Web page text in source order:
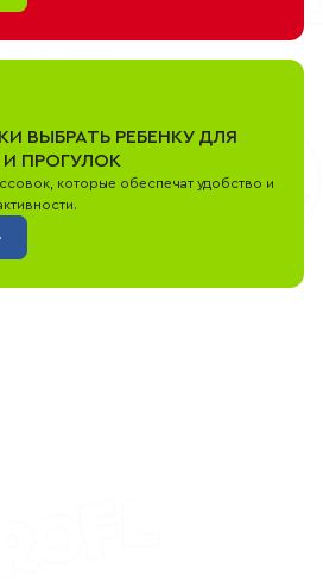
ВЫБРАТЬ РЕБЕНКУ ДЛЯ
ПРОГУЛОК
которые обеспечат удобство и